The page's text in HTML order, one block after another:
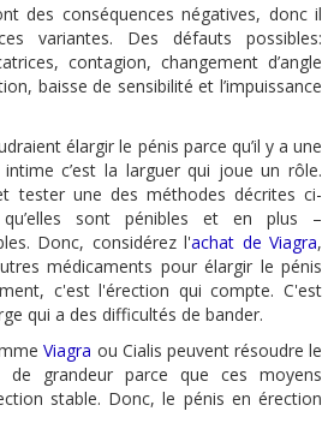
des conséquences négatives, donc il
variantes. Des défauts possibles:
contagion, changement d’angle
baisse de sensibilité et l’impuissance
élargir le pénis parce qu’il y a une
c’est la larguer qui joue un rôle.
tester une des méthodes décrites ci-
qu’elles sont pénibles et en plus –
Donc, considérez l'achat de Viagra,
médicaments pour élargir le pénis
c'est l'érection qui compte. C'est
qui a des difficultés de bander.
Viagra ou Cialis peuvent résoudre le
de grandeur parce que ces moyens
stable. Donc, le pénis en érection